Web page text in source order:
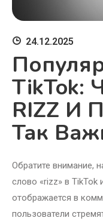
24.12.2025
TikTok:
RIZZ И
Так
Обратите внимание,
слово «rizz» в TikTok
отображается в
пользователи